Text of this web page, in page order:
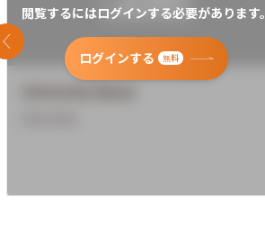
閲覧するにはログインする必要があります。
ログインする 無料
前のスライド